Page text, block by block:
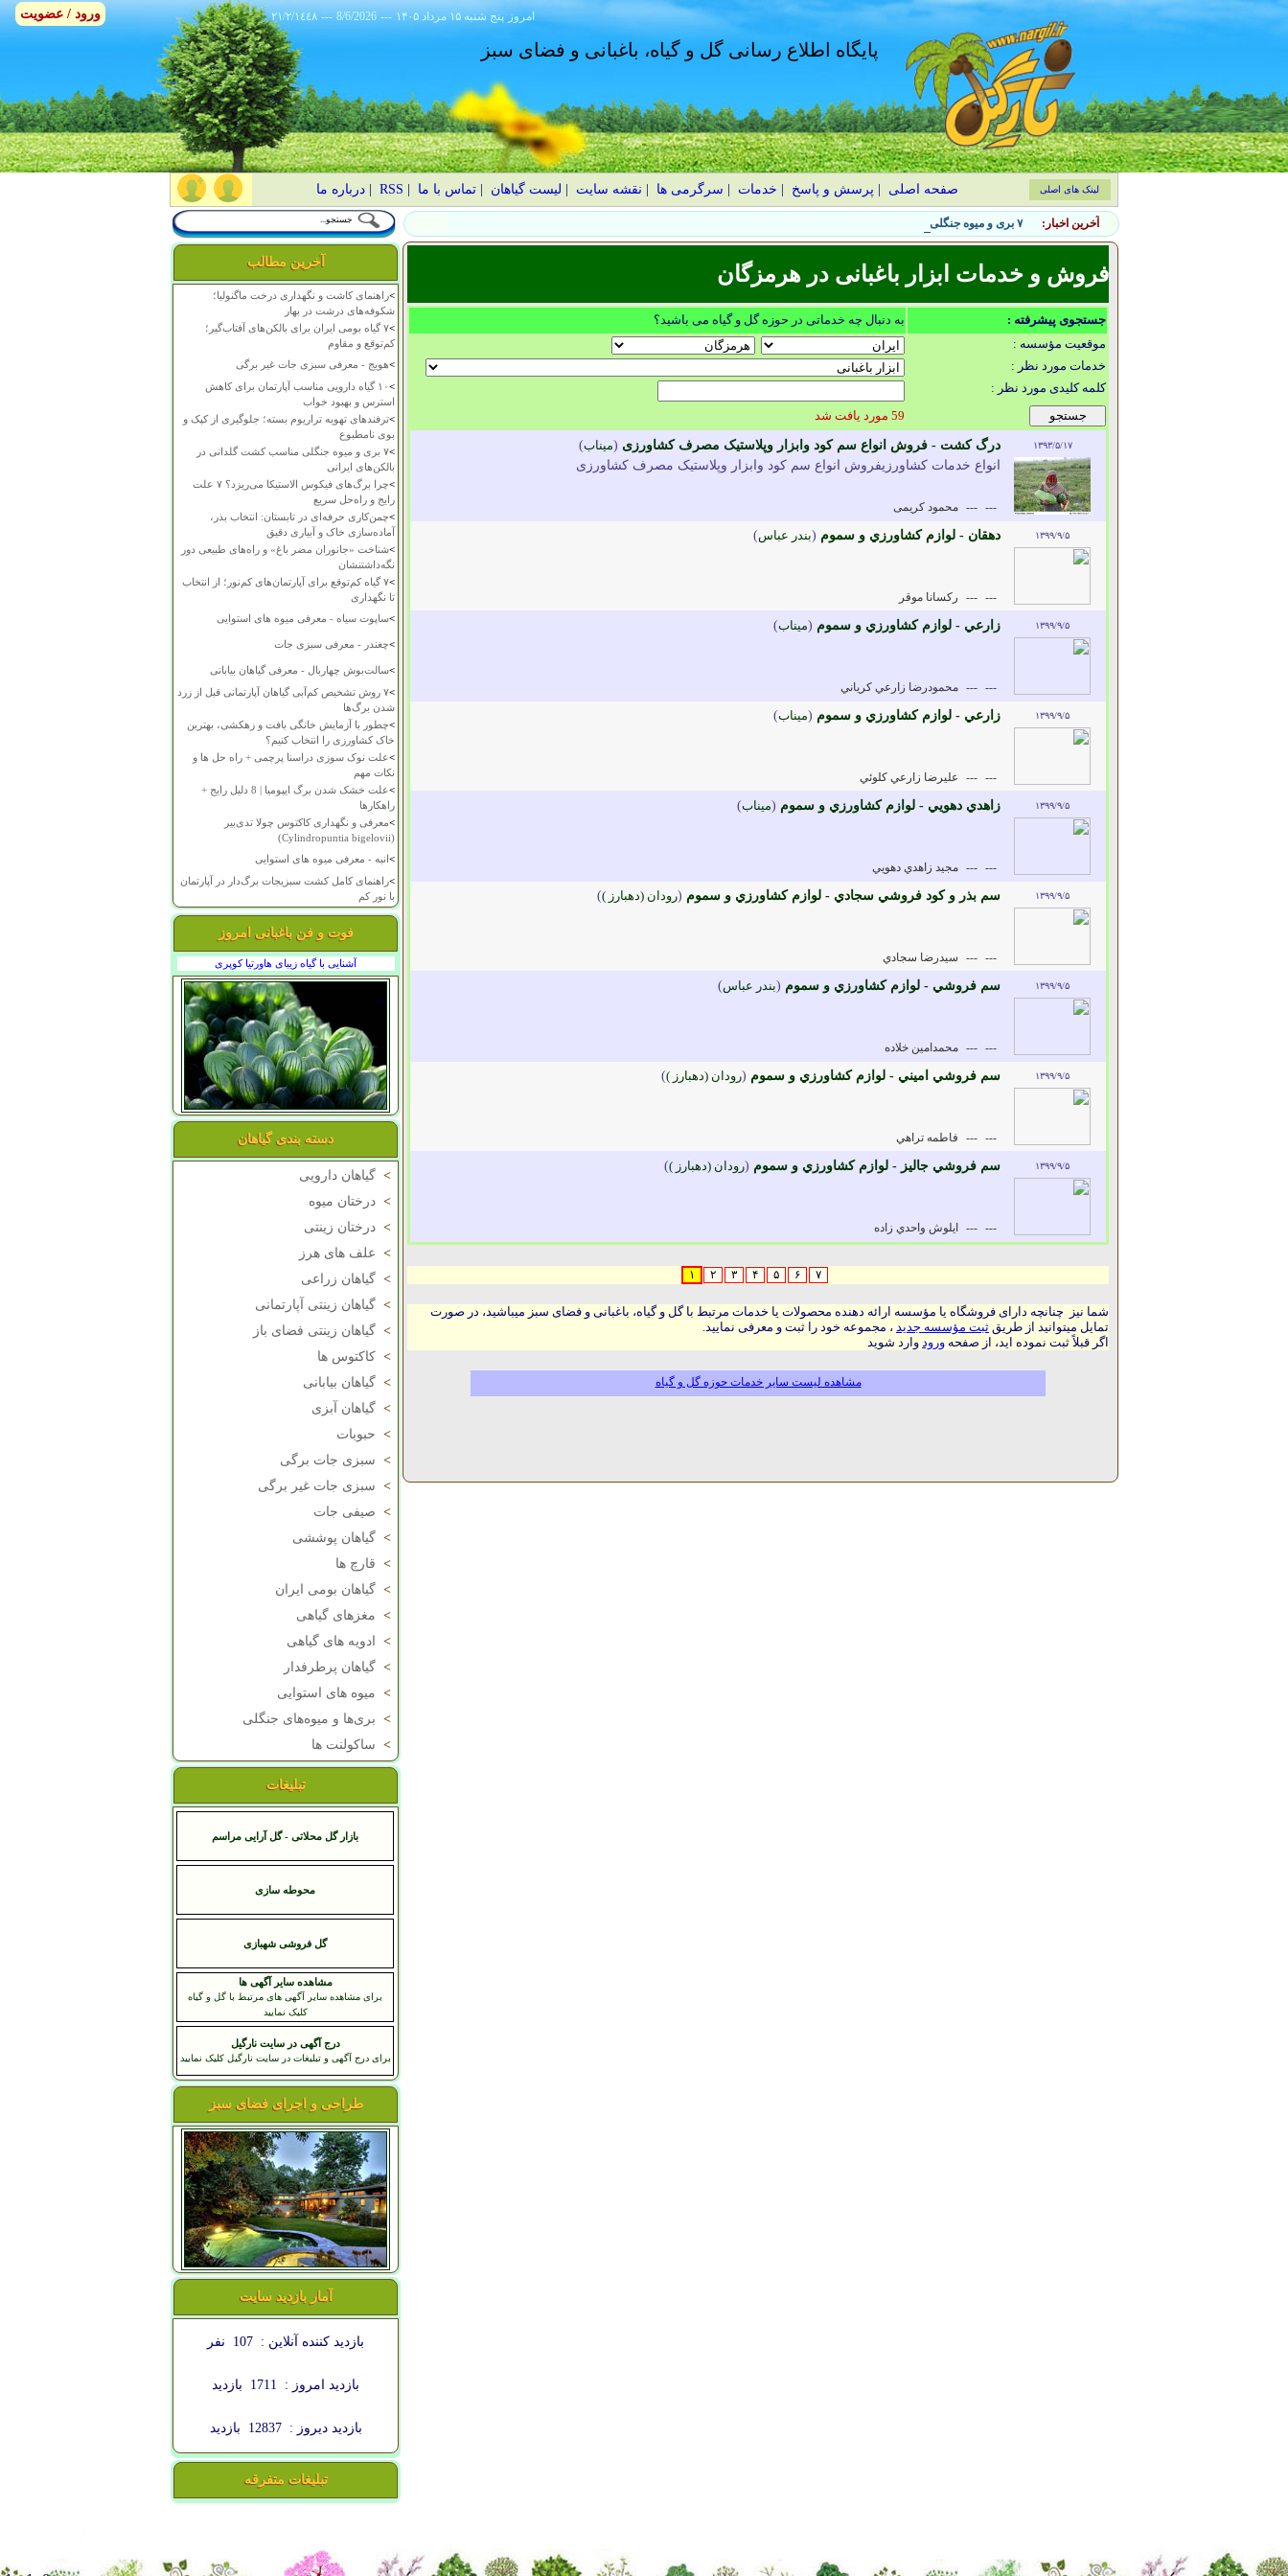
٢١/٢/١٤٤٨ --- 8/6/2026 --- ۱۴۰۵ پنج شنبه ۱۵ مرداد امروز
پایگاه اطلاع رسانی گل و گیاه، باغبانی و فضای سبز
صفحه اصلی پرسش و پاسخ خدمات سرگرمی ها نقشه سایت لیست گیاهان |تماس با ما RSS
|درباره ما لینک های اصلی
آخرین اخبار: ۷ بری و میوه جنگلی مناسب کشت گلدانی در بالکن‌های ایرانی
آخرین مطالب
>راهنمای کاشت و نگهداری درخت ماگنولیا؛
شکوفه‌های درشت در بهار
>
۷ گیاه بومی ایران برای بالکن‌های آفتاب‌گیر؛
کم‌توقع و مقاوم
>هویج - معرفی سبزی جات غیر برگی
>
۱۰ گیاه دارویی مناسب آپارتمان برای کاهش
استرس و بهبود خواب
>ترفندهای تهویه تراریوم بسته؛ جلوگیری از کپک و
بوی نامطبوع
>
۷ بری و میوه جنگلی مناسب کشت گلدانی در
بالکن‌های ایرانی
>
چرا برگ‌های فیکوس الاستیکا می‌ریزد؟ ۷ علت
رایج و راه‌حل سریع
>چمن‌کاری حرفه‌ای در تابستان: انتخاب بذر،
آماده‌سازی خاک و آبیاری دقیق
>شناخت «جانوران مضر باغ» و راه‌های طبیعی دور
نگه‌داشتنشان
>
۷ گیاه کم‌توقع برای آپارتمان‌های کم‌نور؛ از انتخاب
تا نگهداری
>ساپوت سیاه - معرفی میوه های استوایی
>چغندر - معرفی سبزی جات
>سالت‌بوش چهاربال - معرفی گیاهان بیابانی
>
۷ روش تشخیص کم‌آبی گیاهان آپارتمانی قبل از زرد
شدن برگ‌ها
>چطور با آزمایش خانگی بافت و زهکشی، بهترین
خاک کشاورزی را انتخاب کنیم؟
>علت نوک سوزی دراسنا پرچمی + راه حل ها و
نکات مهم
>
علت خشک شدن برگ ایپومیا | 8 دلیل رایج +
راهکارها
>معرفی و نگهداری کاکتوس چولا تدی‌بیر
(Cylindropuntia bigelovii)
>انبه - معرفی میوه های استوایی
>راهنمای کامل کشت سبزیجات برگ‌دار در آپارتمان
با نور کم
فوت و فن باغبانی امروز
آشنایی با گیاه زیبای هاورتیا کوپری
دسته بندی گیاهان
> گیاهان دارویی
> درختان میوه
> درختان زینتی
> علف های هرز
> گیاهان زراعی
> گیاهان زینتی آپارتمانی
> گیاهان زینتی فضای باز
> کاکتوس ها
> گیاهان بیابانی
> گیاهان آبزی
> حبوبات
> سبزی جات برگی
> سبزی جات غیر برگی
> صیفی جات
> گیاهان پوششی
> قارچ ها
> گیاهان بومی ایران
> مغزهای گیاهی
>
ادویه های گیاهی
> گیاهان پرطرفدار
> میوه های استوایی
> بری‌ها و میوه‌های جنگلی
> ساکولنت ها
تبلیغات
بازار گل محلاتی - گل آرایی مراسم
محوطه سازی
گل فروشی شهبازی
مشاهده سایر آگهی ها
برای مشاهده سایر آگهی های مرتبط با گل و گیاه
کلیک نمایید
درج آگهی در سایت نارگیل
برای درج آگهی و تبلیغات در سایت نارگیل کلیک نمایید
طراحی و اجرای فضای سبز
آمار بازدید سایت
بازدید کننده آنلاین : 107 نفر
بازدید امروز : 1711 بازدید
بازدید دیروز : 12837 بازدید
تبلیغات متفرقه
فروش و خدمات ابزار باغبانی در هرمزگان
جستجوی پیشرفته :
به دنبال چه خدماتی در حوزه گل و گیاه می باشید؟
موقعیت مؤسسه :
خدمات مورد نظر :
کلمه کلیدی مورد نظر :
59 مورد یافت شد
۱۳۹۳/۵/۱۷ درگ کشت - فروش انواع سم کود وابزار وپلاستیک مصرف کشاورزی (میناب)
انواع خدمات کشاورزیفروش انواع سم کود وابزار وپلاستیک مصرف کشاورزی
---
--- محمود کریمی
۱۳۹۹/۹/۵ دهقان - لوازم کشاورزي و سموم (بندر عباس)
---
--- رکسانا موقر
۱۳۹۹/۹/۵ زارعي - لوازم کشاورزي و سموم (ميناب)
---
--- محمودرضا زارعي کرياني
۱۳۹۹/۹/۵ زارعي - لوازم کشاورزي و سموم (ميناب)
---
--- عليرضا زارعي کلوئي
۱۳۹۹/۹/۵ زاهدي دهويي - لوازم کشاورزي و سموم (ميناب)
---
--- مجيد زاهدي دهويي
۱۳۹۹/۹/۵ سم بذر و کود فروشي سجادي - لوازم کشاورزي و سموم (رودان (دهبارز ))
---
--- سيدرضا سجادي
۱۳۹۹/۹/۵ سم فروشي - لوازم کشاورزي و سموم (بندر عباس)
---
--- محمدامين خلاده
۱۳۹۹/۹/۵ سم فروشي اميني - لوازم کشاورزي و سموم (رودان (دهبارز ))
---
--- فاطمه تراهي
۱۳۹۹/۹/۵ سم فروشي جاليز - لوازم کشاورزي و سموم (رودان (دهبارز ))
---
--- ايلوش واحدي زاده
۱ ۲ ۳ ۴ ۵ ۶ ۷
شما نیز چنانچه دارای فروشگاه یا مؤسسه ارائه دهنده محصولات یا خدمات مرتبط با گل و گیاه، باغبانی و فضای سبز میباشید، در صورت
تمایل میتوانید از طریق ثبت مؤسسه جدید ، مجموعه خود را ثبت و معرفی نمایید.
اگر قبلاً ثبت نموده اید، از صفحه ورود وارد شوید
مشاهده لیست سایر خدمات حوزه گل و گیاه
ورود / عضویت